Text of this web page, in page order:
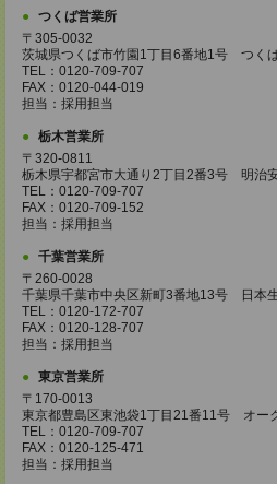
つくば営業所
〒305-0032
茨城県つくば市竹園1丁目6番地1号 つく
TEL：0120-709-707
FAX：0120-044-019
担当：採用担当
栃木営業所
〒320-0811
栃木県宇都宮市大通り2丁目2番3号 明治
TEL：0120-709-707
FAX：0120-709-152
担当：採用担当
千葉営業所
〒260-0028
千葉県千葉市中央区新町3番地13号 日本
TEL：0120-172-707
FAX：0120-128-707
担当：採用担当
東京営業所
〒170-0013
東京都豊島区東池袋1丁目21番11号 オー
TEL：0120-709-707
FAX：0120-125-471
担当：採用担当